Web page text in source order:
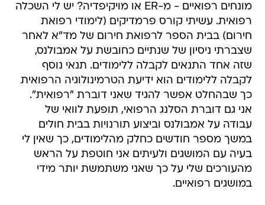
מונחים רפואיים - מ-ER או מויקיפדיה? יש לי השכלה
רפואית. עשיתי קורס פרמדיקים (לימודי רפואת
חירום) בבית הספר לרפואת חירום של מד"א לאחר
שצברתי ניסיון של שנתיים כחובשת על אמבולנס,
שזה אחד התנאים לקבלה ללימודים. תנאי נוסף
לקבלה ללימודים הוא ידיעת הטרמינולוגיה הרפואית
כך שבהחלט אפשר להגיד שאני דוברת "רפואית".
אני גם דוברת הסלנג הרפואי, תופעת לוואי של
עבודה על אמבולנס וביצוע תורנויות בבית חולים
במשך מספר חודשים כחלק מהלימודים, כך שאין לי
בעיה עם המושגים ולעיתים אני חוטפת על הראש
מהעורכים שלי על כך שאני משתמשת יותר מידי
במושגים רפואיים.